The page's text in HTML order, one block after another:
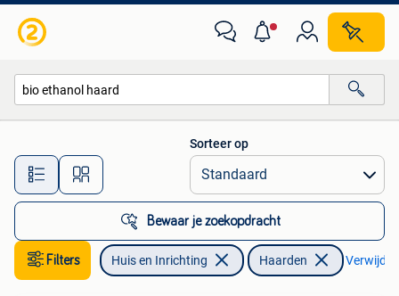
Alle afstanden…
Sorteer op
Bewaar je zoekopdracht
Filters Huis en Inrichting Haarden